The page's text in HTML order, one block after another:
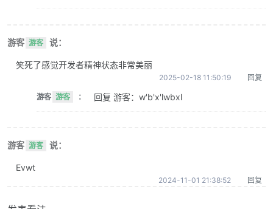
游客 游客 说：
笑死了感觉开发者精神状态非常美丽
2025-02-18 11:50:19 回复
游客 游客 ： 回复 游客：w'b'x'lwbxl
游客 游客 说：
Evwt
2024-11-01 21:38:52 回复